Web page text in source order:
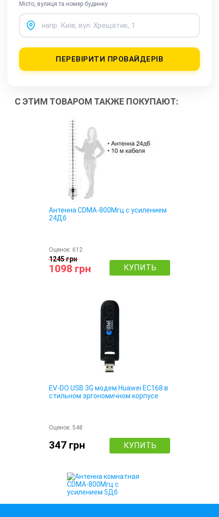
Місто, вулиця та номер будинку
ПЕРЕВІРИТИ ПРОВАЙДЕРІВ
С ЭТИМ ТОВАРОМ ТАКЖЕ ПОКУПАЮТ:
Антенна CDMA-800Мгц с усилением
24Дб
Оценок: 612
1245 грн
1098 грн КУПИТЬ
EV-DO USB 3G модем Huawei EC168 в
стильном эргономичном корпусе
Оценок: 548
347 грн КУПИТЬ